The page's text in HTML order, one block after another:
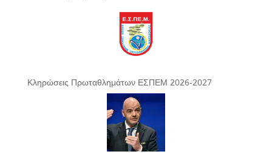
Κληρώσεις Πρωταθλημάτων ΕΣΠΕΜ 2026-2027